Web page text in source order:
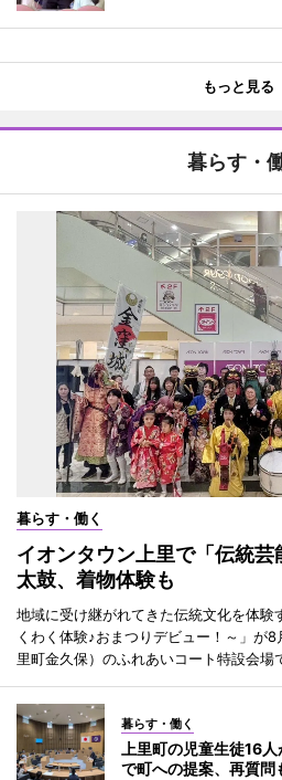
もっと見る
暮らす・
暮らす・働く
イオンタウン上里で「伝統
太鼓、着物体験も
地域に受け継がれてきた伝統文化を体験
くわく体験♪おまつりデビュー！～」が
里町金久保）のふれあいコート特設会場
暮らす・働く
上里町の児童生徒16
で町への提案、再質問